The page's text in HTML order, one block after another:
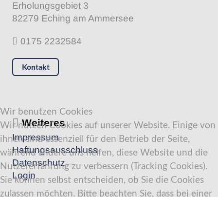
Erholungsgebiet 3
82279 Eching am Ammersee
0175 2232584
Kontakt
Weiteres
Impressum
Haftungsausschluss
Datenschutz
Login
Wir benutzen Cookies
Wir nutzen Cookies auf unserer Website. Einige von
ihnen sind essenziell für den Betrieb der Seite,
während andere uns helfen, diese Website und die
Nutzererfahrung zu verbessern (Tracking Cookies).
Sie können selbst entscheiden, ob Sie die Cookies
zulassen möchten. Bitte beachten Sie, dass bei einer